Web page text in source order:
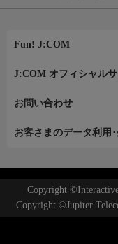
Fun! J:COM
J:COM オフィシャルサ
お問い合わせ
お客さまのデータ利用
Copyright
Copyright ©Jupiter